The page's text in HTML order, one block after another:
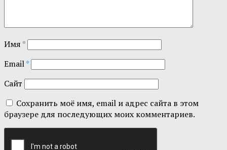
Имя*
Email*
Сайт
Сохранить моё имя, email и адрес сайта в этом
браузере для последующих моих комментариев.